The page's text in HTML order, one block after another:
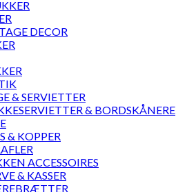
DECOR
& SERVIETTER
& BORDSKÅNERE
& KOPPER
ACCESSOIRES
& KASSER